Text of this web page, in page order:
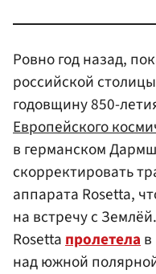
Ровно год назад,
российской
годовщину 850-
Европейского
в германском
скорректировать
аппарата Rosetta,
на встречу с
Rosetta пролетела
над южной